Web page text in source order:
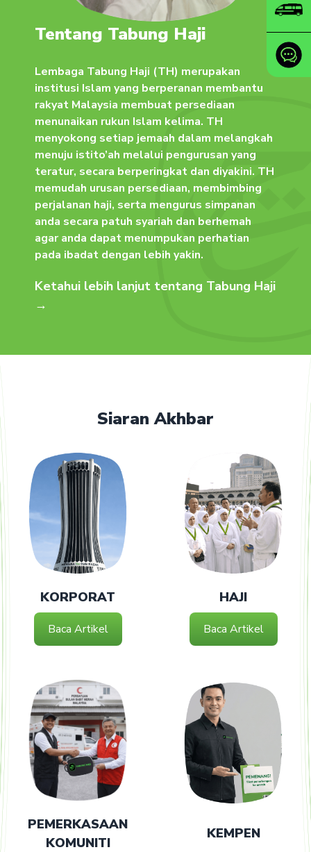
Tentang Tabung Haji
Lembaga Tabung Haji (TH) merupakan
institusi Islam yang berperanan membantu
rakyat Malaysia membuat persediaan
menunaikan rukun Islam kelima. TH
menyokong setiap jemaah dalam melangkah
menuju istito’ah melalui pengurusan yang
teratur, secara berperingkat dan diyakini. TH
memudah urusan persediaan, membimbing
perjalanan haji, serta mengurus simpanan
anda secara patuh syariah dan berhemah
agar anda dapat menumpukan perhatian
pada ibadat dengan lebih yakin.
Ketahui lebih lanjut tentang Tabung Haji
→
Siaran Akhbar
KORPORAT
Baca Artikel
HAJI
Baca Artikel
PEMERKASAAN
KOMUNITI
KEMPEN